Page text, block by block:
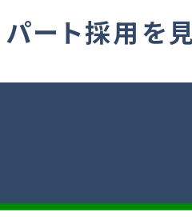
パート採用を